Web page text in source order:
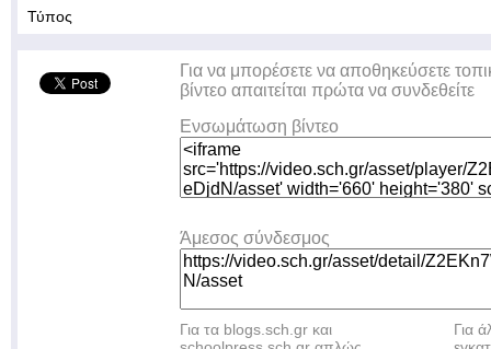
Τύπος
Για να μπορέσετε να αποθηκεύσετε
βίντεο απαιτείται πρώτα να συνδεθείτε
Ενσωμάτωση βίντεο
Άμεσος σύνδεσμος
Για τα blogs.sch.gr και
Για